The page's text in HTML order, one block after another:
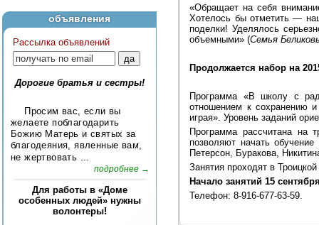
объявления
Рассылка объявлений
Дорогие братья и сестры!
Просим вас, если вы
желаете поблагодарить
Божию Матерь и святых за
благодеяния, явленные вам,
не жертвовать ...
подробнее →
Для работы в «Доме
особенных людей» нужны
волонтеры!
«Обращает на себя
Хотелось бы отметить —
поделки! Уделялось
объемными» (Семья
Продолжается набор на
Программа «В школу с
отношением к сохранению
играя». Уровень заданий
Программа рассчитана на
позволяют начать
Петерсон, Буракова,
Занятия проходят в
Начало занятий 15
Телефон: 8-916-677-63-59.